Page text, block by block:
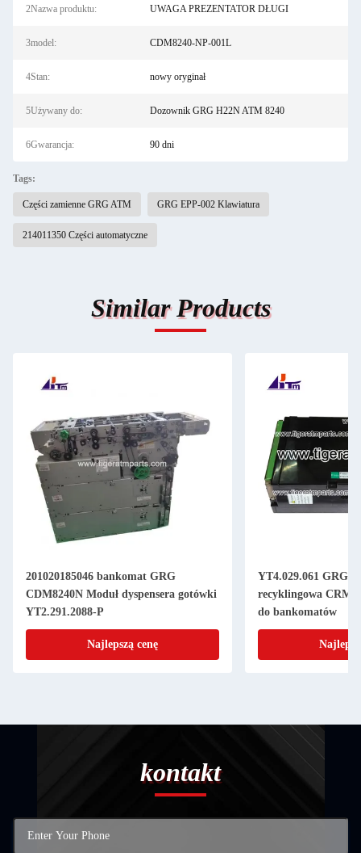
2Nazwa produktu: UWAGA PREZENTATOR DŁUGI
3model: CDM8240-NP-001L
4Stan: nowy oryginał
5Używany do: Dozownik GRG H22N ATM 8240
6Gwarancja: 90 dni
Tags:
Części zamienne GRG ATM GRG EPP-002 Klawiatura
214011350 Części automatyczne
Similar Products
201020185046 bankomat GRG
CDM8240N Moduł dyspensera gotówki
YT2.291.2088-P
Najlepszą cenę
YT4.029.061 GRG
recyklingowa
do bankomatów
kontakt